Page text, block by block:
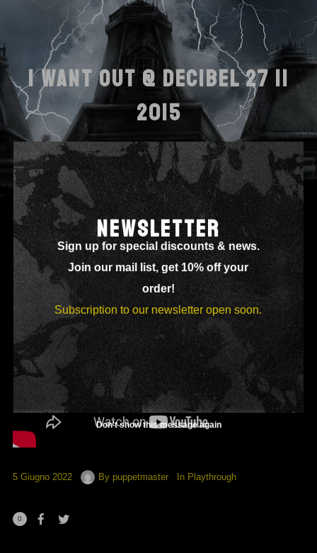
NEWSLETTER
Sign up for special discounts & news.
Join our mail list, get 10% off your
order!
Subscription to our newsletter open soon.
Don't show this message again
I WANT OUT @ DECIBEL 27 11
2015
5 Giugno 2022 By puppetmaster In Playthrough
0